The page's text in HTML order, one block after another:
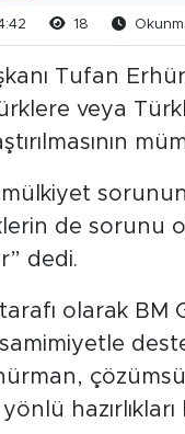
18
Tufan
veya
de
dedi.
tarafı olarak